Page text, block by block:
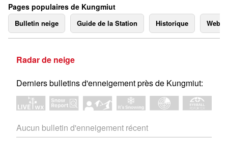
Pages populaires de Kungmiut
Bulletin neige Guide de la Station Historique
Radar de neige
Derniers bulletins d'enneigement près de Kungmiut:
Aucun bulletin d'enneigement récent